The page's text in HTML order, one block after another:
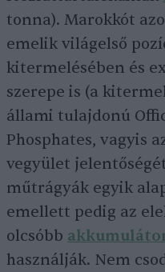
tonna). Marokkót
emelik világelső
kitermelésében és
szerepe is (a
állami tulajdonú
Phosphates, vagyis
vegyület
műtrágyák egyik
emellett pedig az
olcsóbb
használják. Nem